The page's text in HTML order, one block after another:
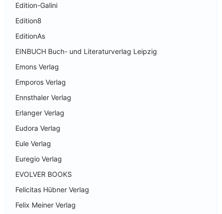
Edition-Galini
Edition8
EditionAs
EINBUCH Buch- und Literaturverlag Leipzig
Emons Verlag
Emporos Verlag
Ennsthaler Verlag
Erlanger Verlag
Eudora Verlag
Eule Verlag
Euregio Verlag
EVOLVER BOOKS
Felicitas Hübner Verlag
Felix Meiner Verlag